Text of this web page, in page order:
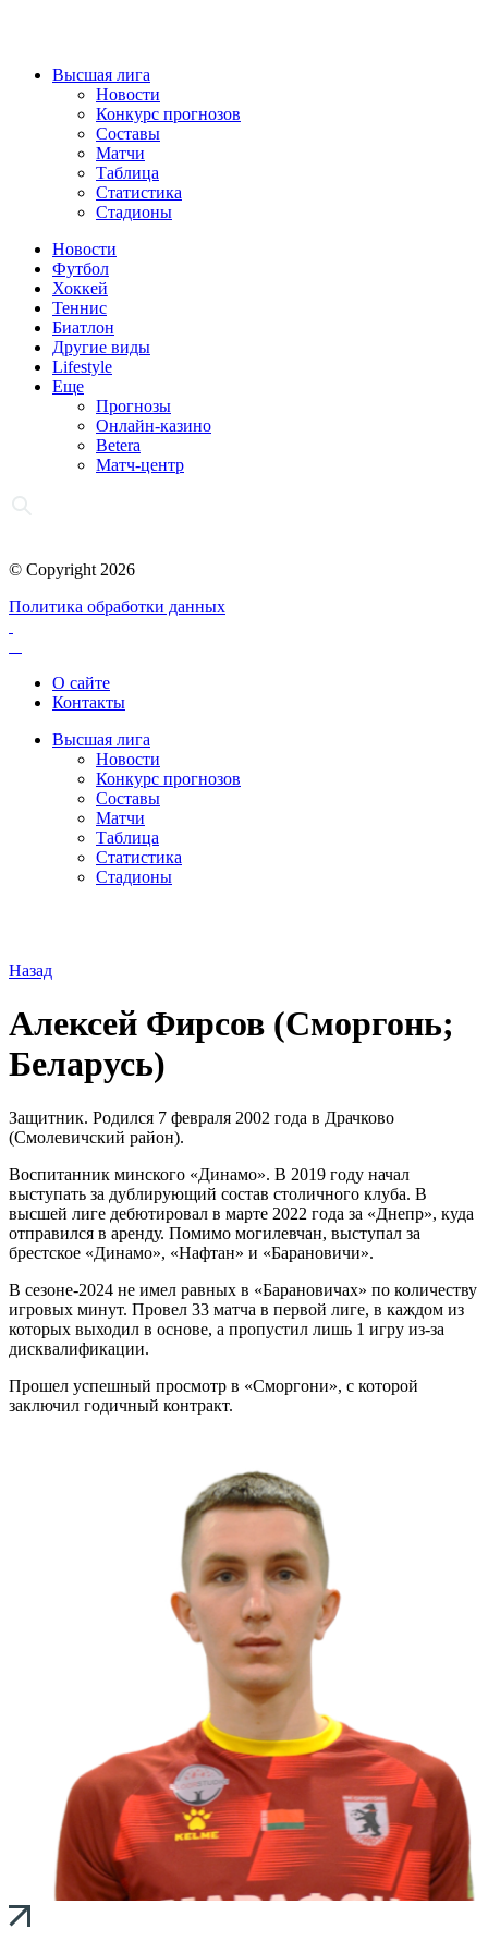
Высшая лига
Новости
Конкурс прогнозов
Составы
Матчи
Таблица
Статистика
Стадионы
Новости
Футбол
Хоккей
Теннис
Биатлон
Другие виды
Lifestyle
Еще
Прогнозы
Онлайн-казино
Betera
Матч-центр
© Copyright 2026
Политика обработки данных
О сайте
Контакты
Высшая лига
Новости
Конкурс прогнозов
Составы
Матчи
Таблица
Статистика
Стадионы
Назад
Алексей Фирсов (Сморгонь;
Беларусь)
Защитник. Родился 7 февраля 2002 года в Драчково
(Смолевичский район).
Воспитанник минского «Динамо». В 2019 году начал
выступать за дублирующий состав столичного клуба. В
высшей лиге дебютировал в марте 2022 года за «Днепр», куда
отправился в аренду. Помимо могилевчан, выступал за
брестское «Динамо», «Нафтан» и «Барановичи».
В сезоне-2024 не имел равных в «Барановичах» по количеству
игровых минут. Провел 33 матча в первой лиге, в каждом из
которых выходил в основе, а пропустил лишь 1 игру из-за
дисквалификации.
Прошел успешный просмотр в «Сморгони», с которой
заключил годичный контракт.